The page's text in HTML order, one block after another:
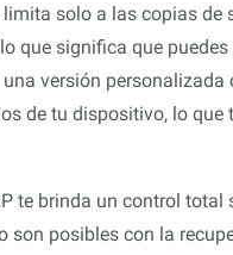
limita solo a las copias
que significa que
versión
de tu dispositivo, lo
te brinda un control
son posibles con la